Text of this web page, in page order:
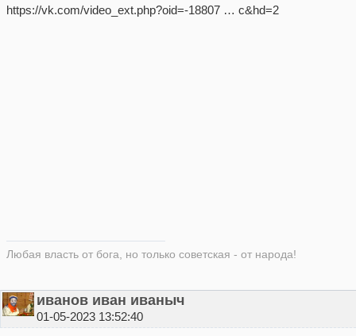
https://vk.com/video_ext.php?oid=-18807 … c&hd=2
Любая власть от бога, но только советская - от народа!
иванов иван иваныч
01-05-2023 13:52:40